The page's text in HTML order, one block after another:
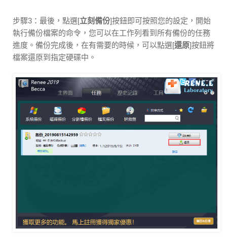
步驟3：最後，點選[立刻備份]按鈕即可按照您的設定，開始
執行備份檔案的命令，您可以在工作列看到所有備份的任務
進度。備份完成後，在有需要的時候，可以點選[還原]按鈕將
檔案還原到指定硬碟中。